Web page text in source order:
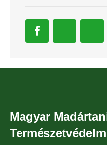
Magyar